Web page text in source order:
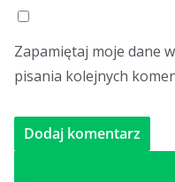
Zapamiętaj moje dane
pisania kolejnych